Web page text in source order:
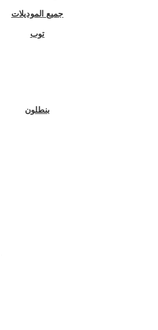
جميع الموديلات
توب
بنطلون